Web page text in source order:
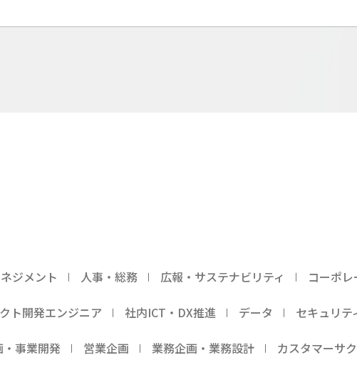
ジメント 人事・総務 広報・サステナビリティ コーポ
ト開発エンジニア 社内ICT・DX推進 データ セキュリテ
事業開発 営業企画 業務企画・業務設計
カスタマーサ